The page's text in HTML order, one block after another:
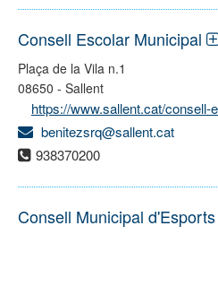
Consell Escolar Municipal
Plaça de la Vila n.1
08650 - Sallent
https://www.sallent.cat/consell-
benitezsrq@sallent.cat
938370200
Consell Municipal d'Esports